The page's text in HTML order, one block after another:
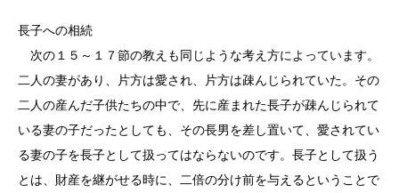
長子への相続
次の１５～１７節の教えも同じような考え方によっています。
二人の妻があり、片方は愛され、片方は疎んじられていた。その
二人の産んだ子供たちの中で、先に産まれた長子が疎んじられて
いる妻の子だったとしても、その長男を差し置いて、愛されてい
る妻の子を長子として扱ってはならないのです。長子として扱う
とは、財産を継がせる時に、二倍の分け前を与えるということで